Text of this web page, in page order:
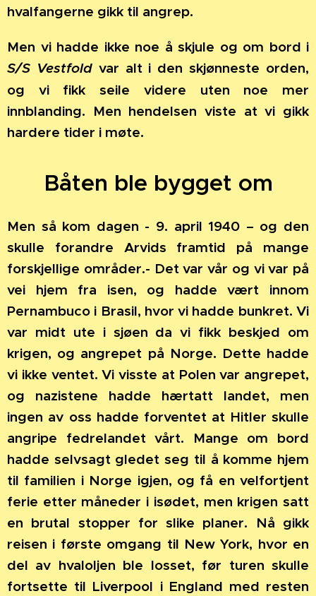
hvalfangerne gikk til angrep.
Men vi hadde ikke noe å skjule og om bord i
S/S Vestfold var alt i den skjønneste orden,
og vi fikk seile videre uten noe mer
innblanding. Men hendelsen viste at vi gikk
hardere tider i møte.
Båten ble bygget om
Men så kom dagen - 9. april 1940 – og den
skulle forandre Arvids framtid på mange
forskjellige områder.- Det var vår og vi var på
vei hjem fra isen, og hadde vært innom
Pernambuco i Brasil, hvor vi hadde bunkret. Vi
var midt ute i sjøen da vi fikk beskjed om
krigen, og angrepet på Norge. Dette hadde
vi ikke ventet. Vi visste at Polen var angrepet,
og nazistene hadde hærtatt landet, men
ingen av oss hadde forventet at Hitler skulle
angripe fedrelandet vårt. Mange om bord
hadde selvsagt gledet seg til å komme hjem
til familien i Norge igjen, og få en velfortjent
ferie etter måneder i isødet, men krigen satt
en brutal stopper for slike planer. Nå gikk
reisen i første omgang til New York, hvor en
del av hvaloljen ble losset, før turen skulle
fortsette til Liverpool i England med resten